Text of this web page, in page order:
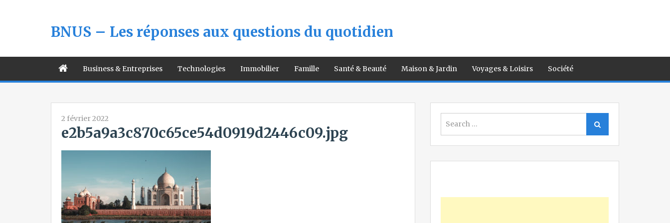
BNUS – Les réponses aux questions du quotidien
Business & Entreprises Technologies Immobilier Famille Santé & Beauté Maison & Jardin Voyages & Loisirs Société
2 février 2022
e2b5a9a3c870c65ce54d0919d2446c09.jpg
for:
Search